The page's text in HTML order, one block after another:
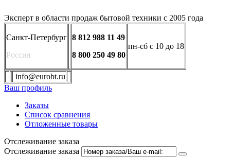
Эксперт в области продаж бытовой техники с 2005 года
Санкт-Петербург
Россия
8 812 988 11 49
8 800 250 49 80
пн-сб с 10 до 18
info@eurobt.ru
Ваш профиль
Заказы
Список сравнения
Отложенные товары
Отслеживание заказа
Отслеживание заказа